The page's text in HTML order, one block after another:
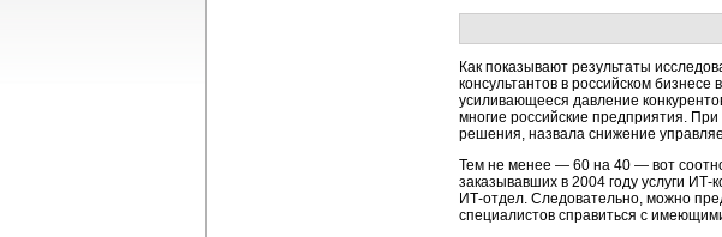
Как показывают результаты
консультантов в российском
усиливающееся давление
многие российские предприятия.
решения, назвала снижение
Тем не менее — 60 на 40 — вот
заказывавших в 2004 году услуги ИТ-
ИТ-отдел. Следовательно, можно
специалистов справиться с